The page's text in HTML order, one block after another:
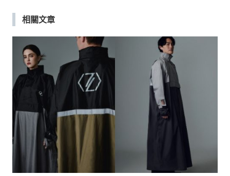
覽相關文章